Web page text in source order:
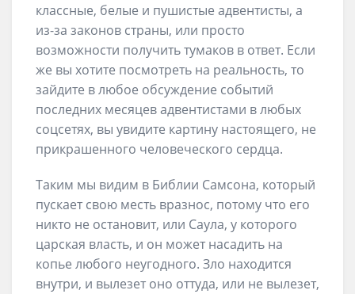
классные, белые и пушистые адвентисты, а
из-за законов страны, или просто
возможности получить тумаков в ответ. Если
же вы хотите посмотреть на реальность, то
зайдите в любое обсуждение событий
последних месяцев адвентистами в любых
соцсетях, вы увидите картину настоящего, не
прикрашенного человеческого сердца.
Таким мы видим в Библии Самсона, который
пускает свою месть вразнос, потому что его
никто не остановит, или Саула, у которого
царская власть, и он может насадить на
копье любого неугодного. Зло находится
внутри, и вылезет оно оттуда, или не вылезет,